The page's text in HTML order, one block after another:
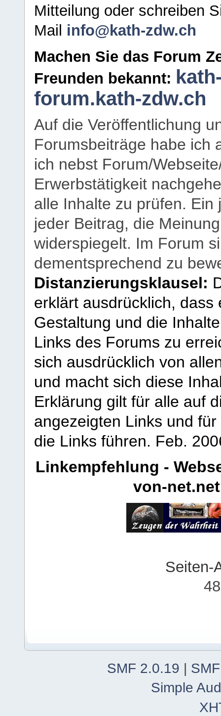
Mitteilung oder schreiben
Mail info@kath-zdw.ch
Machen Sie das Forum
Freunden bekannt:
forum.kath-zdw.ch
Auf die Veröffentlichung
Forumsbeiträge habe ich
ich nebst Forum/
Erwerbstätigkeit
alle Inhalte zu prüfen.
jeder Beitrag, die
widerspiegelt. Im Forum
dementsprechend zu
Distanzierungsklausel:
erklärt ausdrücklich,
Gestaltung und die
Links des Forums zu
sich ausdrücklich von
und macht sich diese
Erklärung gilt für alle auf
angezeigten Links und
die Links führen. Feb.
Linkempfehlung -
von-net.net
Seiten-
SMF 2.0.19
Simple